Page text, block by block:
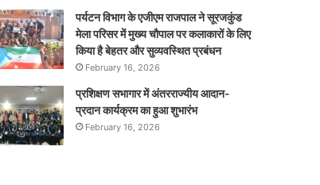
पर्यटन विभाग के एजीएम राजपाल ने सूरजकुंड
मेला परिसर में मुख्य चौपाल पर कलाकारों के लिए
किया है बेहतर और सुव्यवस्थित प्रबंधन
February 16, 2026
प्रशिक्षण सभागार में अंतरराज्यीय आदान-
प्रदान कार्यक्रम का हुआ शुभारंभ
February 16, 2026